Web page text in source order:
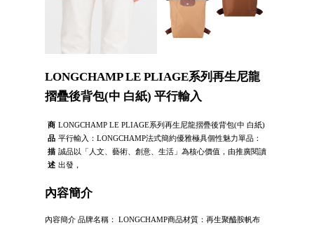
LONGCHAMP LE PLIAGE系列再生尼龍
摺疊後背包(中 白紙) 平行輸入
商
品
描
述
LONGCHAMP LE PLIAGE系列再生尼龍摺疊後背包(中 白紙)
平行輸入：LONGCHAMP法式簡約優雅極具個性魅力單品：
誠品以「人文、藝術、創意、生活」為核心價值，由推廣閱讀
出發，
內容簡介
內容簡介 品牌名稱： LONGCHAMP商品材質：再生聚醯胺帆布